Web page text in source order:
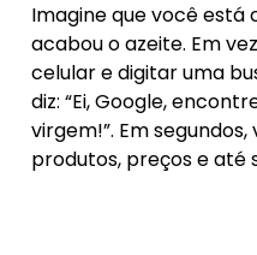
Imagine que você está
acabou o azeite. Em
celular e digitar uma
diz: “Ei, Google,
virgem!”. Em
produtos, preços e até